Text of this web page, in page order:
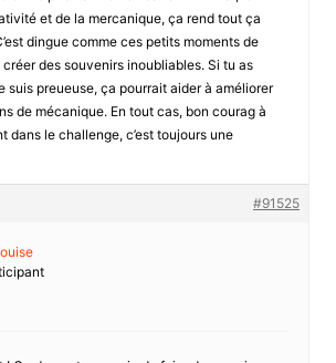
et de la mercanique, ça rend tout ça
dingue comme ces petits moments de
des souvenirs inoubliables. Si tu as
suis preueuse, ça pourrait aider à améliorer
de mécanique. En tout cas, bon courag à
dans le challenge, c’est toujours une
#91525